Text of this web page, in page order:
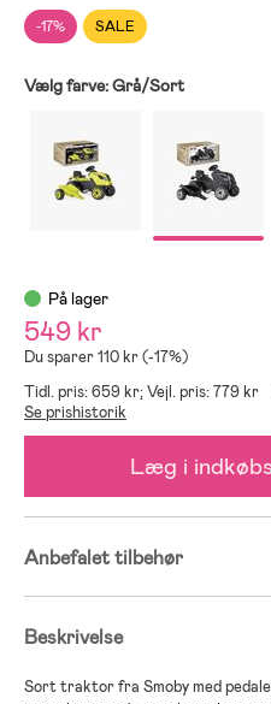
-17% SALE
Vælg farve:Grå/Sort
På lager
549 kr
Du sparer 110 kr (-17%)
Tidl. pris: 659 kr;Vejl. pris: 779 kr
Se prishistorik
Læg i
Anbefalet tilbehør
Beskrivelse
Sort traktor fra Smoby med